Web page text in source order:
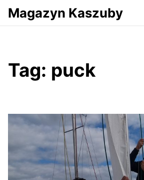
Przejdź do serwisu magazynkaszuby.pl
Magazyn Kaszuby
Tag: puck